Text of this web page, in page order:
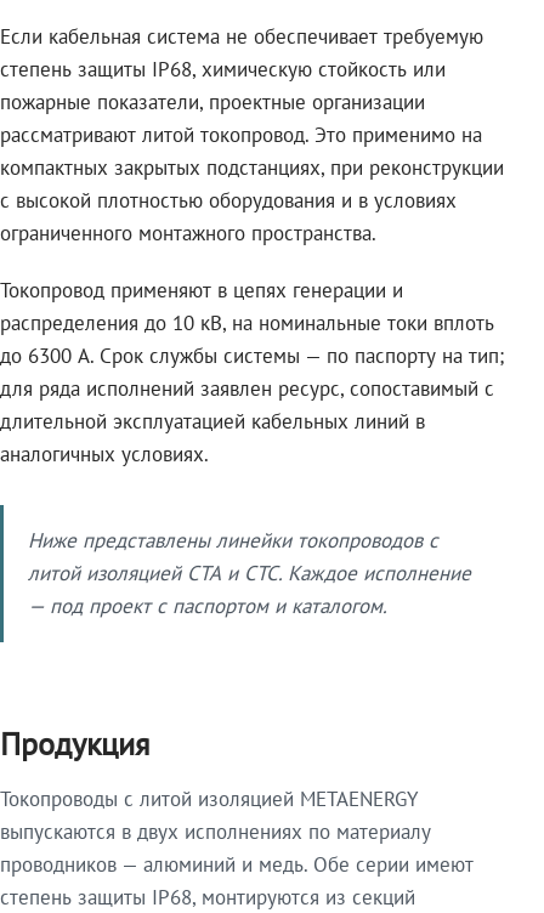
Если кабельная система не обеспечивает требуемую
степень защиты IP68, химическую стойкость или
пожарные показатели, проектные организации
рассматривают литой токопровод. Это применимо на
компактных закрытых подстанциях, при реконструкции
с высокой плотностью оборудования и в условиях
ограниченного монтажного пространства.
Токопровод применяют в цепях генерации и
распределения до 10 кВ, на номинальные токи вплоть
до 6300 А. Срок службы системы — по паспорту на тип;
для ряда исполнений заявлен ресурс, сопоставимый с
длительной эксплуатацией кабельных линий в
аналогичных условиях.
Ниже представлены линейки токопроводов с
литой изоляцией СТА и СТС. Каждое исполнение
— под проект с паспортом и каталогом.
Продукция
Токопроводы с литой изоляцией METAENERGY
выпускаются в двух исполнениях по материалу
проводников — алюминий и медь. Обе серии имеют
степень защиты IP68, монтируются из секций